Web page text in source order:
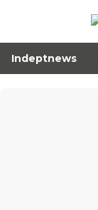
Indeptnews